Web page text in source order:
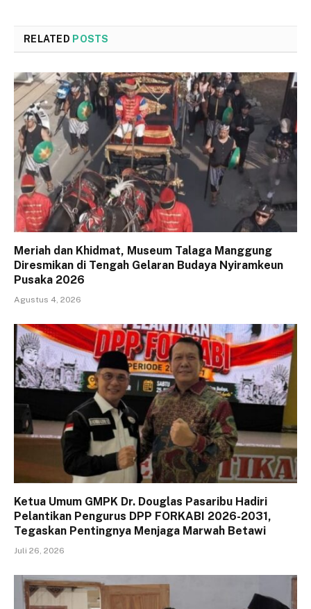
RELATED POSTS
Meriah dan Khidmat, Museum Talaga Manggung
Diresmikan di Tengah Gelaran Budaya Nyiramkeun
Pusaka 2026
Agustus 4, 2026
Ketua Umum GMPK Dr. Douglas Pasaribu Hadiri
Pelantikan Pengurus DPP FORKABI 2026-2031,
Tegaskan Pentingnya Menjaga Marwah Betawi
Juli 26, 2026